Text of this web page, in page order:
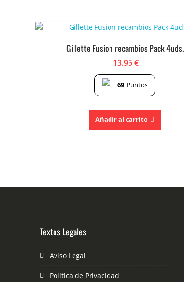
Gillette Fusion recambios Pack 4uds.
13.95€
69 Puntos
Añadir al carrito
Textos Legales
Aviso Legal
Política de Privacidad